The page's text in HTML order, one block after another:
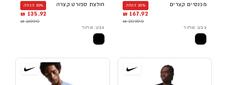
מכנסיים קצרים 20% הנחה
167.92 ₪
209.90 ₪
צבע: שחור
חולצת ספורט קצרה 20% הנחה
135.92 ₪
169.90 ₪
צבע: שחור